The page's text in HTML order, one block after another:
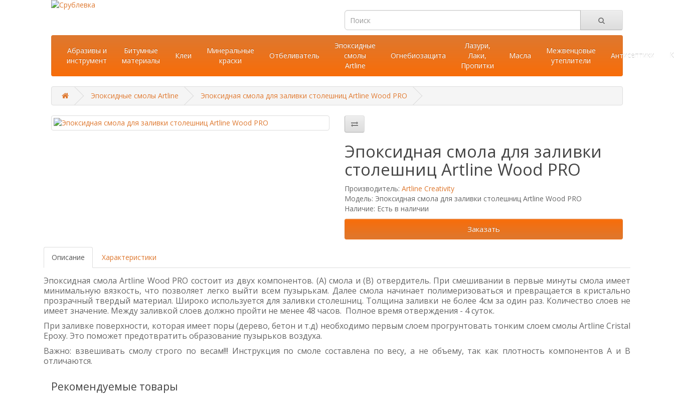
Абразивы и
инструмент
Битумные
материалы
Клеи
Минеральные
краски
Отбеливатель
Эпоксидные
смолы
Artline
Огнебиозащита
Лазури,
Лаки,
Пропитки
Масла
Межвенцовые
утеплители
Антисептики
Эпоксидные смолы Artline Эпоксидная смола для заливки столешниц Artline Wood PRO
Эпоксидная смола для заливки
столешниц Artline Wood PRO
Производитель: Artline Creativity
Модель: Эпоксидная смола для заливки столешниц Artline Wood PRO
Наличие: Есть в наличии
Заказать
Описание Характеристики
Эпоксидная смола Artline Wood PRO состоит из двух компонентов. (А) смола и (В) отвердитель. При смешивании в первые минуты смола имеет
минимальную вязкость, что позволяет легко выйти всем пузырькам. Далее смола начинает полимеризоваться и превращается в кристально
прозрачный твердый материал. Широко используется для заливки столешниц. Толщина заливки не более 4см за один раз. Количество слоев не
имеет значение. Между заливкой слоев должно пройти не менее 48 часов. Полное время отверждения - 4 суток.
При заливке поверхности, которая имеет поры (дерево, бетон и т.д) необходимо первым слоем прогрунтовать тонким слоем смолы Artline Cristal
Epoxy. Это поможет предотвратить образование пузырьков воздуха.
Важно: взвешивать смолу строго по весам!!! Инструкция по смоле составлена по весу, а не объему, так как плотность компонентов А и В
отличаются.
Рекомендуемые товары